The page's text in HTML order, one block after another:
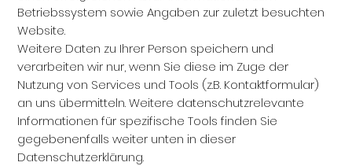
Betriebssystem sowie Angaben zur zuletzt besuchten
Website.
Weitere Daten zu Ihrer Person speichern und
verarbeiten wir nur, wenn Sie diese im Zuge der
Nutzung von Services und Tools (z.B. Kontaktformular)
an uns übermitteln. Weitere datenschutzrelevante
Informationen für spezifische Tools finden Sie
gegebenenfalls weiter unten in dieser
Datenschutzerklärung.